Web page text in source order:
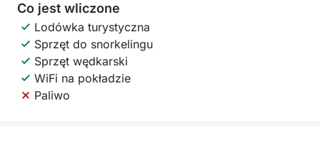
Co jest wliczone
Lodówka turystyczna
Sprzęt do snorkelingu
Sprzęt wędkarski
WiFi na pokładzie
Paliwo